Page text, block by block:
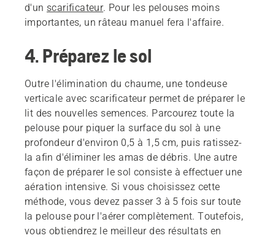
d'un scarificateur. Pour les pelouses moins
importantes, un râteau manuel fera l'affaire.
4. Préparez le sol
Outre l'élimination du chaume, une tondeuse
verticale avec scarificateur permet de préparer le
lit des nouvelles semences. Parcourez toute la
pelouse pour piquer la surface du sol à une
profondeur d'environ 0,5 à 1,5 cm, puis ratissez-
la afin d'éliminer les amas de débris. Une autre
façon de préparer le sol consiste à effectuer une
aération intensive. Si vous choisissez cette
méthode, vous devez passer 3 à 5 fois sur toute
la pelouse pour l'aérer complètement. Toutefois,
vous obtiendrez le meilleur des résultats en